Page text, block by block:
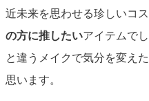
近未来を思わせる珍しいコス
の方に推したいアイテムで
と違うメイクで気分を変え
思います。